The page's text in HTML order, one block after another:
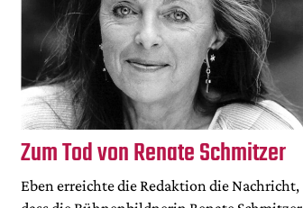
Zum Tod von Renate Schmitzer
Eben erreichte die Redaktion die Nachricht,